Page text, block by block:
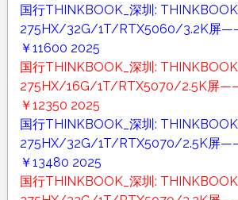
国行THINKBOOK_深圳:
275HX/32G/1T/RTX5060/3.2K
￥11600 2025
国行THINKBOOK_深圳:
275HX/16G/1T/RTX5070/2.5K
￥12350 2025
国行THINKBOOK_深圳:
275HX/32G/1T/RTX5070/2.5K
￥13480 2025
国行THINKBOOK_深圳: